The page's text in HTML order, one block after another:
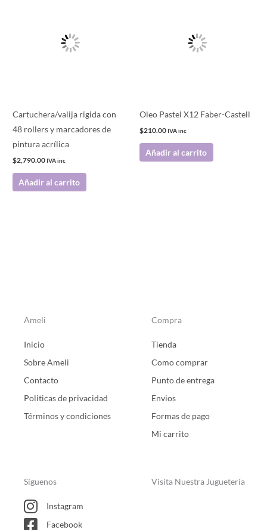
Cartuchera/valija rigida con
48 rollers y marcadores de
pintura acrílica
$2,790.00 IVA inc
Añadir al carrito
Oleo Pastel X12 Faber-Castell
$210.00 IVA inc
Añadir al carrito
Ameli
Inicio
Sobre Ameli
Contacto
Politicas de privacidad
Términos y condiciones
Compra
Tienda
Como comprar
Punto de entrega
Envios
Formas de pago
Mi carrito
Síguenos
Instagram
Facebook
Visita Nuestra Juguetería